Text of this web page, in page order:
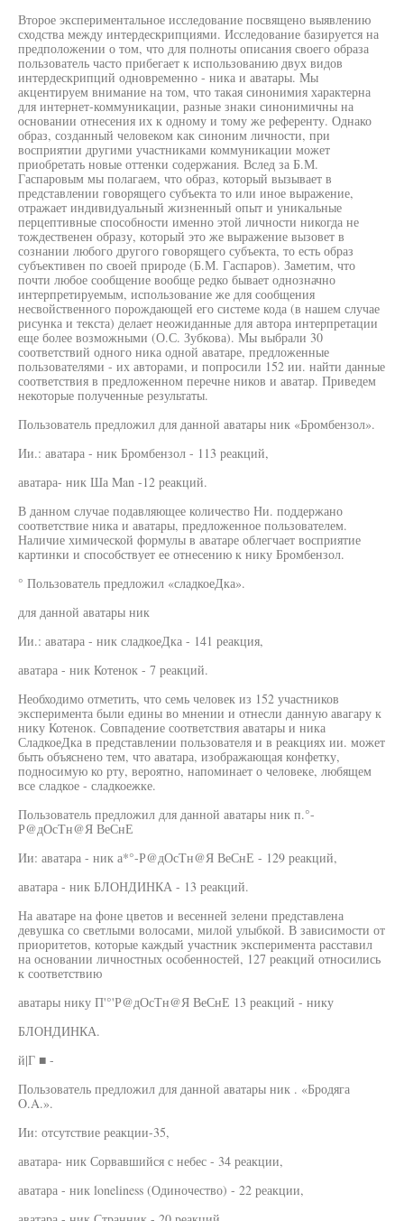
Второе экспериментальное исследование посвящено выявлению
сходства между интердескрипциями. Исследование базируется на
предположении о том, что для полноты описания своего образа
пользователь часто прибегает к использованию двух видов
интердескрипций одновременно - ника и аватары. Мы
акцентируем внимание на том, что такая синонимия характерна
для интернет-коммуникации, разные знаки синонимичны на
основании отнесения их к одному и тому же референту. Однако
образ, созданный человеком как синоним личности, при
восприятии другими участниками коммуникации может
приобретать новые оттенки содержания. Вслед за Б.М.
Гаспаровым мы полагаем, что образ, который вызывает в
представлении говорящего субъекта то или иное выражение,
отражает индивидуальный жизненный опыт и уникальные
перцептивные способности именно этой личности никогда не
тождественен образу, который это же выражение вызовет в
сознании любого другого говорящего субъекта, то есть образ
субъективен по своей природе (Б.М. Гаспаров). Заметим, что
почти любое сообщение вообще редко бывает однозначно
интерпретируемым, использование же для сообщения
несвойственного порождающей его системе кода (в нашем случае
рисунка и текста) делает неожиданные для автора интерпретации
еще более возможными (О.С. Зубкова). Мы выбрали 30
соответствий одного ника одной аватаре, предложенные
пользователями - их авторами, и попросили 152 ии. найти данные
соответствия в предложенном перечне ников и аватар. Приведем
некоторые полученные результаты.
Пользователь предложил для данной аватары ник «Бромбензол».
Ии.: аватара - ник Бромбензол - 113 реакций,
аватара- ник Ша Man -12 реакций.
В данном случае подавляющее количество Ни. поддержано
соответствие ника и аватары, предложенное пользователем.
Наличие химической формулы в аватаре облегчает восприятие
картинки и способствует ее отнесению к нику Бромбензол.
° Пользователь предложил «сладкоеДка».
для данной аватары ник
Ии.: аватара - ник сладкоеДка - 141 реакция,
аватара - ник Котенок - 7 реакций.
Необходимо отметить, что семь человек из 152 участников
эксперимента были едины во мнении и отнесли данную авагару к
нику Котенок. Совпадение соответствия аватары и ника
СладкоеДка в представлении пользователя и в реакциях ии. может
быть объяснено тем, что аватара, изображающая конфетку,
подносимую ко рту, вероятно, напоминает о человеке, любящем
все сладкое - сладкоежке.
Пользователь предложил для данной аватары ник п.°-
Р@дОсТн@Я ВеСнЕ
Ии: аватара - ник а*°-Р@дОсТн@Я ВеСнЕ - 129 реакций,
аватара - ник БЛОНДИНКА - 13 реакций.
На аватаре на фоне цветов и весенней зелени представлена
девушка со светлыми волосами, милой улыбкой. В зависимости от
приоритетов, которые каждый участник эксперимента расставил
на основании личностных особенностей, 127 реакций относились
к соответствию
аватары нику П'°'Р@дОсТн@Я ВеСнЕ 13 реакций - нику
БЛОНДИНКА.
й|Г ■ -
Пользователь предложил для данной аватары ник . «Бродяга
O.A.».
Ии: отсутствие реакции-35,
аватара- ник Сорвавшийся с небес - 34 реакции,
аватара - ник loneliness (Одиночество) - 22 реакции,